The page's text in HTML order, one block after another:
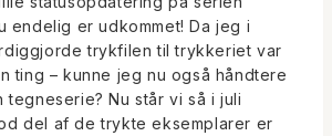
endelig er udkommet! Da jeg i
trykfilen til trykkeriet var
ting – kunne jeg nu også håndtere
tegneserie? Nu står vi så i juli
del af de trykte eksemplarer er